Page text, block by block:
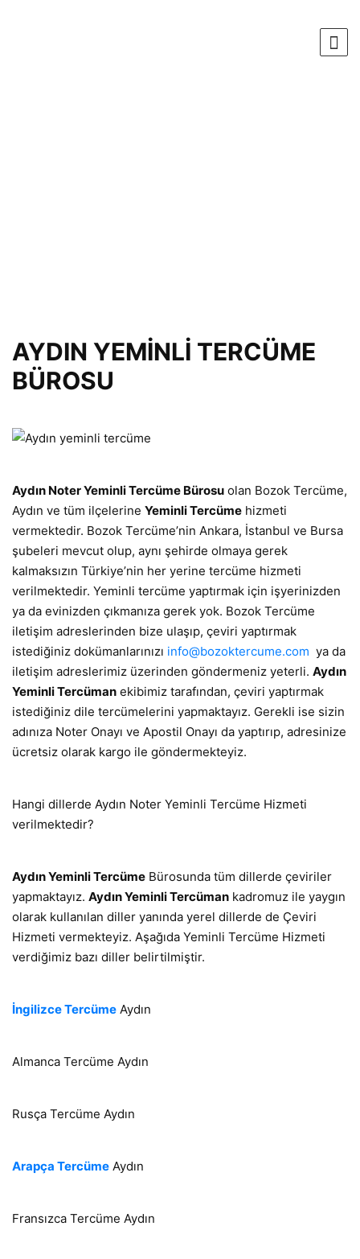
AYDIN YEMİNLİ TERCÜME
BÜROSU
Aydın Noter Yeminli Tercüme Bürosu olan Bozok Tercüme,
Aydın ve tüm ilçelerine Yeminli Tercüme hizmeti
vermektedir. Bozok Tercüme’nin Ankara, İstanbul ve Bursa
şubeleri mevcut olup, aynı şehirde olmaya gerek
kalmaksızın Türkiye’nin her yerine tercüme hizmeti
verilmektedir. Yeminli tercüme yaptırmak için işyerinizden
ya da evinizden çıkmanıza gerek yok. Bozok Tercüme
iletişim adreslerinden bize ulaşıp, çeviri yaptırmak
istediğiniz dokümanlarınızı info@bozoktercume.com ya da
iletişim adreslerimiz üzerinden göndermeniz yeterli. Aydın
Yeminli Tercüman ekibimiz tarafından, çeviri yaptırmak
istediğiniz dile tercümelerini yapmaktayız. Gerekli ise sizin
adınıza Noter Onayı ve Apostil Onayı da yaptırıp, adresinize
ücretsiz olarak kargo ile göndermekteyiz.
Hangi dillerde Aydın Noter Yeminli Tercüme Hizmeti
verilmektedir?
Aydın Yeminli Tercüme Bürosunda tüm dillerde çeviriler
yapmaktayız. Aydın Yeminli Tercüman kadromuz ile yaygın
olarak kullanılan diller yanında yerel dillerde de Çeviri
Hizmeti vermekteyiz. Aşağıda Yeminli Tercüme Hizmeti
verdiğimiz bazı diller belirtilmiştir.
İngilizce Tercüme Aydın
Almanca Tercüme Aydın
Rusça Tercüme Aydın
Arapça Tercüme Aydın
Fransızca Tercüme Aydın